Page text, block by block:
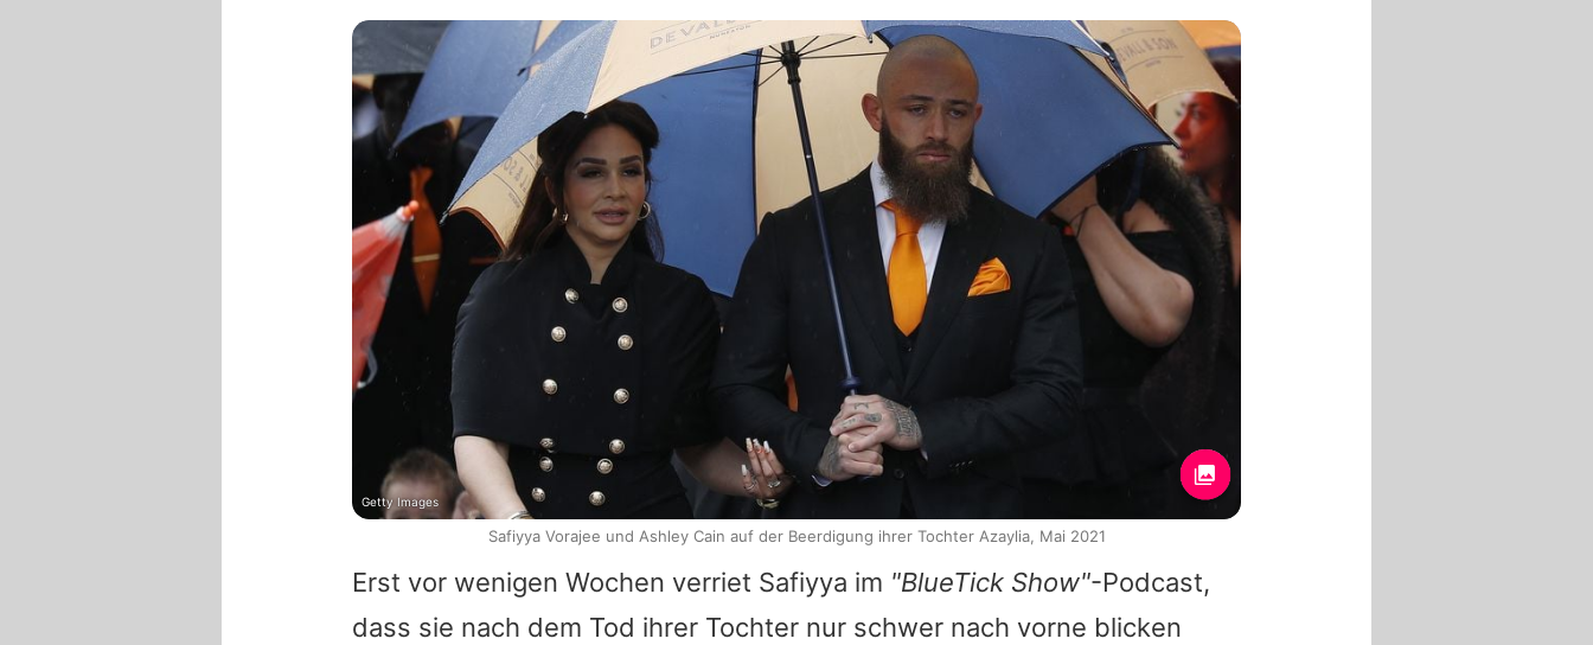
Erst vor wenigen Wochen verriet Safiyya im "BlueTick Show"-Podcast,
dass sie nach dem Tod ihrer Tochter nur schwer nach vorne blicken
Getty Images
Safiyya Vorajee und Ashley Cain auf der Beerdigung ihrer Tochter Azaylia, Mai 2021